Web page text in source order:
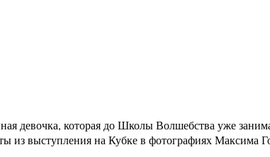
девочка, которая до Школы Волшебства уже
из выступления на Кубке в фотографиях Максима